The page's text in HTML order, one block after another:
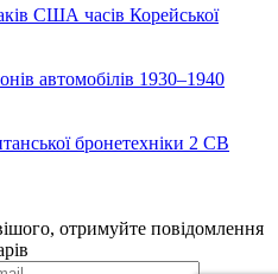
США часів Корейської
автомобілів 1930–1940
бронетехніки 2 СВ
отримуйте повідомлення